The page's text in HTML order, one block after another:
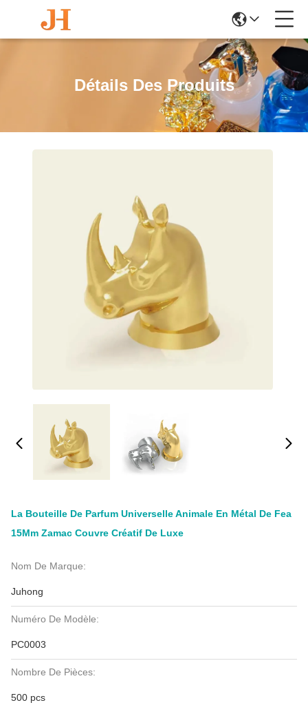
Détails Des Produits
La Bouteille De Parfum Universelle Animale En Métal De Fea
15Mm Zamac Couvre Créatif De Luxe
Nom De Marque:
Juhong
Numéro De Modèle:
PC0003
Nombre De Pièces:
500 pcs